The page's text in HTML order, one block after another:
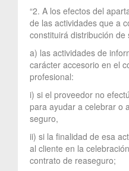
“2. A los efectos del
de las actividades que a
constituirá distribución
a) las actividades de
carácter accesorio en el
profesional:
i) si el proveedor no
para ayudar a celebrar o
seguro,
ii) si la finalidad de esa
al cliente en la
contrato de reaseguro;